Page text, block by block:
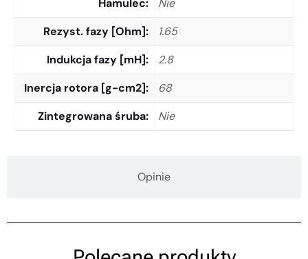
Opinie
Hamulec
Nie
Rezyst. fazy [Ohm]
1.65
Indukcja fazy [mH]
2.8
Inercja rotora [g-cm2]
68
Zintegrowana śruba
Nie